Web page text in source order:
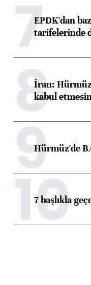
7EPDK'dan
tarifelerinde
8
İran:
kabul
9Hürmüz'de
10
7 başlıkla